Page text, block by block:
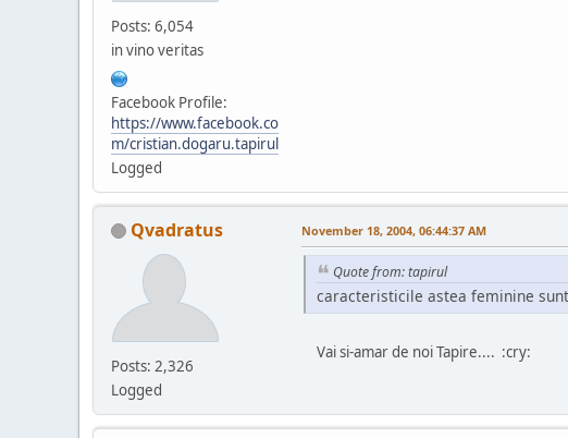
Posts: 6,054
in vino veritas
Facebook Profile:
https://www.facebook.co
m/cristian.dogaru.tapirul
Logged
Qvadratus
Posts: 2,326
Logged
November 18, 2004, 06:44:37 AM
Quote from: tapirul
caracteristicile astea feminine
Vai si-amar de noi Tapire.... :cry: